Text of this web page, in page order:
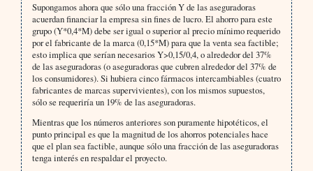
Supongamos ahora que sólo una fracción Y de las aseguradoras
acuerdan financiar la empresa sin fines de lucro. El ahorro para este
grupo (Y*0,4*M) debe ser igual o superior al precio mínimo requerido
por el fabricante de la marca (0,15*M) para que la venta sea factible;
esto implica que serían necesarios Y>0,15/0,4, o alrededor del 37%
de las aseguradoras (o aseguradoras que cubren alrededor del 37% de
los consumidores). Si hubiera cinco fármacos intercambiables (cuatro
fabricantes de marcas supervivientes), con los mismos supuestos,
sólo se requeriría un 19% de las aseguradoras.
Mientras que los números anteriores son puramente hipotéticos, el
punto principal es que la magnitud de los ahorros potenciales hace
que el plan sea factible, aunque sólo una fracción de las aseguradoras
tenga interés en respaldar el proyecto.